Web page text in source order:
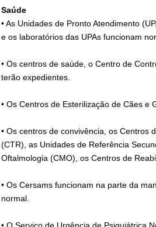
Saúde
• As Unidades de Pronto Atendimento
e os laboratórios das UPAs funcionam
• Os centros de saúde, o Centro de
terão expedientes.
• Os Centros de Esterilização de Cães e
• Os centros de convivência, os Centros
(CTR), as Unidades de Referência
Oftalmologia (CMO), os Centros de
• Os Cersams funcionam na parte da
normal.